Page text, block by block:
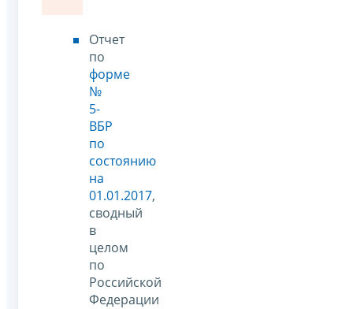
Отчет
по
форме
№
5-
ВБР
по
состоянию
на
01.01.2017,
сводный
в
целом
по
Российской
Федерации